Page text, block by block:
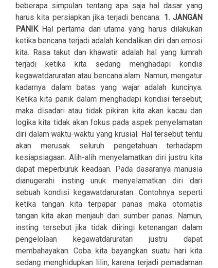
beberapa simpulan tentang apa saja hal dasar yang
harus kita persiapkan jika terjadi bencana: 1. JANGAN
PANIKHal pertama dan utama yang harus dilakukan
ketika bencana terjadi adalah kendalikan diri dan emosi
kita. Rasa takut dan khawatir adalah hal yang lumrah
terjadi ketika kita sedang menghadapi kondis
kegawatdaruratan atau bencana alam. Namun, mengatur
kadarnya dalam batas yang wajar adalah kuncinya.
Ketika kita panik dalam menghadapi kondisi tersebut,
maka disadari atau tidak pikiran kita akan kacau dan
logika kita tidak akan fokus pada aspek penyelamatan
diri dalam waktu-waktu yang krusial. Hal tersebut tentu
akan merusak seluruh pengetahuan terhadapm
kesiapsiagaan. Alih-alih menyelamatkan diri justru kita
dapat meperburuk keadaan. Pada dasaranya manusia
dianugerahi insting unuk menyelamatkan diri dari
sebuah kondisi kegawatdaruratan. Contohnya seperti
ketika tangan kita terpapar panas maka otomatis
tangan kita akan menjauh dari sumber panas. Namun,
insting tersebut jika tidak diiringi ketenangan dalam
pengelolaan kegawatdaruratan justru dapat
membahayakan. Coba kita bayangkan suatu hari kita
sedang menghidupkan lilin, karena terjadi pemadaman